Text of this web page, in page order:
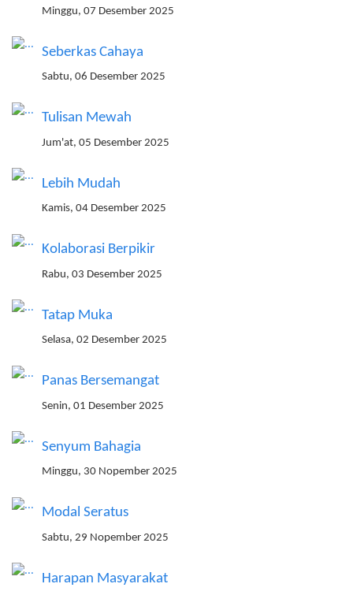
Minggu, 07 Desember 2025
Seberkas Cahaya
Sabtu, 06 Desember 2025
Tulisan Mewah
Jum'at, 05 Desember 2025
Lebih Mudah
Kamis, 04 Desember 2025
Kolaborasi Berpikir
Rabu, 03 Desember 2025
Tatap Muka
Selasa, 02 Desember 2025
Panas Bersemangat
Senin, 01 Desember 2025
Senyum Bahagia
Minggu, 30 Nopember 2025
Modal Seratus
Sabtu, 29 Nopember 2025
Harapan Masyarakat